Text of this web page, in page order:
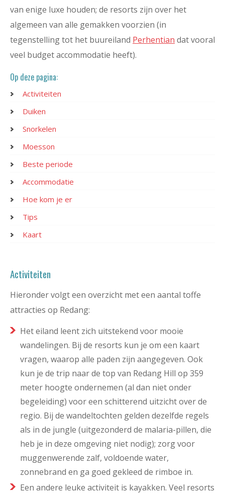
van enige luxe houden; de resorts zijn over het
algemeen van alle gemakken voorzien (in
tegenstelling tot het buureiland Perhentian dat vooral
veel budget accommodatie heeft).
Op deze pagina:
Activiteiten
Duiken
Snorkelen
Moesson
Beste periode
Accommodatie
Hoe kom je er
Tips
Kaart
Activiteiten
Hieronder volgt een overzicht met een aantal toffe
attracties op Redang:
Het eiland leent zich uitstekend voor mooie
wandelingen. Bij de resorts kun je om een kaart
vragen, waarop alle paden zijn aangegeven. Ook
kun je de trip naar de top van Redang Hill op 359
meter hoogte ondernemen (al dan niet onder
begeleiding) voor een schitterend uitzicht over de
regio. Bij de wandeltochten gelden dezelfde regels
als in de jungle (uitgezonderd de malaria-pillen, die
heb je in deze omgeving niet nodig); zorg voor
muggenwerende zalf, voldoende water,
zonnebrand en ga goed gekleed de rimboe in.
Een andere leuke activiteit is kayakken. Veel resorts